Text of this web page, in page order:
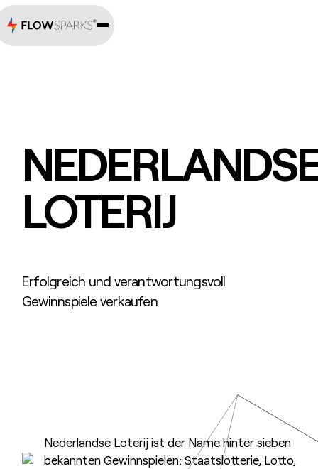
LOTERIJ
Erfolgreich und verantwortungsvoll
Gewinnspiele verkaufen
Nederlandse Loterij ist der Name hinter sieben
bekannten Gewinnspielen: Staatslotterie, Lotto,